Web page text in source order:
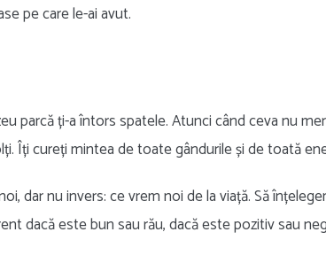
pe care le-ai avut.
parcă ți-a întors spatele. Atunci când ceva nu
Îți cureți mintea de toate gândurile și de toată
dar nu invers: ce vrem noi de la viață. Să
dacă este bun sau rău, dacă este pozitiv sau